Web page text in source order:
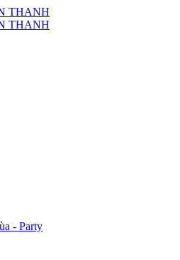
- Party